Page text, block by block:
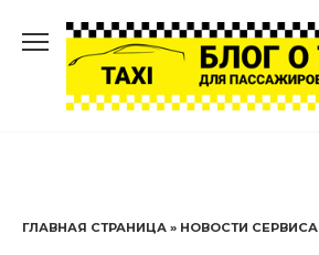
содержанию
ГЛАВНАЯ СТРАНИЦА » НОВОСТИ СЕРВИСА